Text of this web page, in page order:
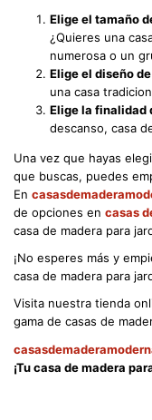
Elige el tamaño
¿Quieres una
numerosa o un
Elige el diseño
una casa
Elige la finalidad
descanso, casa
Una vez que hayas
que buscas, puedes
En
de opciones en casas
casa de madera para
¡No esperes más y
casa de madera para
Visita nuestra tienda
gama de casas de
¡Tu casa de madera